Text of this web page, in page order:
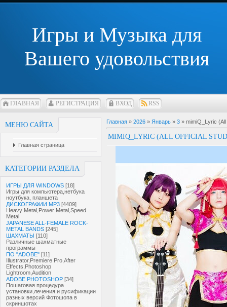
Игры и Музыка для
Вашего удовольствия
ГЛАВНАЯ РЕГИСТРАЦИЯ ВХОД RSS
МЕНЮ САЙТА
Главная страница
КАТЕГОРИИ РАЗДЕЛА
ИГРЫ ДЛЯ WINDOWS [18]
Игры для компьютера,нетбука
ноутбука, планшета
ДИСКОГРАФИИ MP3 [4409]
Heavy Metal,Power Metal,Speed
Metal
JAPANESE ALL-FEMALE ROCK-
METAL BANDS [245]
ШАХМАТЫ [110]
Различные шахматные
программы
ПО "ADOBE" [11]
Illustrator,Premiere Pro,After
Effects,Photoshop
Lightroom,Audition
ADOBE PHOTOSHOP [34]
Пошаговая процедура
установки,лечения и русификации
разных версий Фотошопа в
скриншотах
Главная » 2026 » Январь » 3 » mimiQ_Lyric
MIMIQ_LYRIC (ALL OFFICIAL